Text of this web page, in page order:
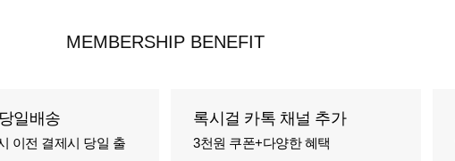
MEMBERSHIP BENEFIT
일배송
이전 결제시 당일 출
록시걸 카톡 채널 추가
3천원 쿠폰+다양한 혜택